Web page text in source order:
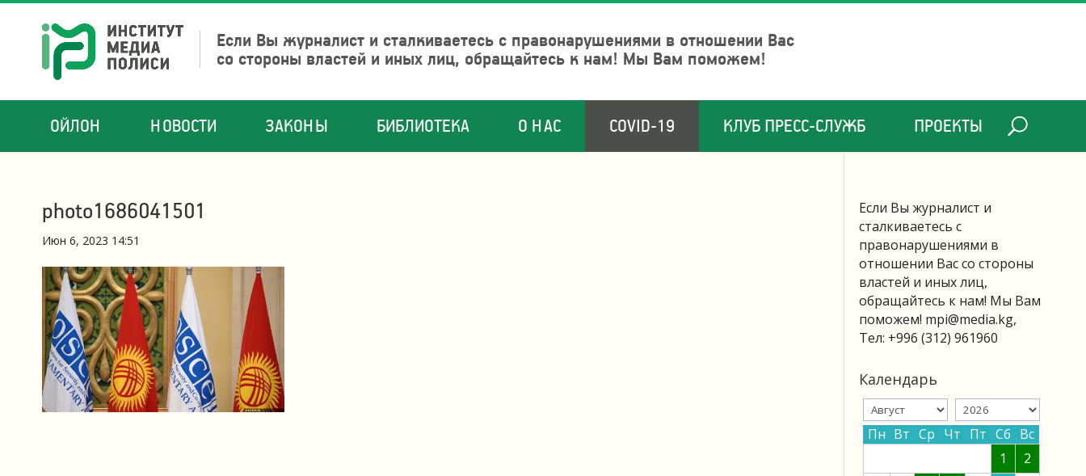
Если Вы журналист и сталкиваетесь с правонарушениями в отношении Вас
со стороны властей и иных лиц, обращайтесь к нам! Мы Вам поможем!
ОЙЛОН НОВОСТИ ЗАКОНЫ БИБЛИОТЕКА О НАС COVID-19 КЛУБ ПРЕСС-СЛУЖБ ПРОЕКТЫ
photo1686041501
Июн 6, 2023 14:51
Если Вы журналист и
сталкиваетесь с
правонарушениями в
отношении Вас со стороны
властей и иных лиц,
обращайтесь к нам! Мы Вам
поможем! mpi@media.kg,
Тел: +996 (312) 961960
Календарь
Пн Вт Ср Чт Пт Сб Вс
1
2